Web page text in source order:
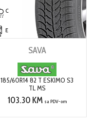
C
E
SAVA
185/60R14 82 T ESKIMO S3
TL MS
103.30 KM sa PDV-om